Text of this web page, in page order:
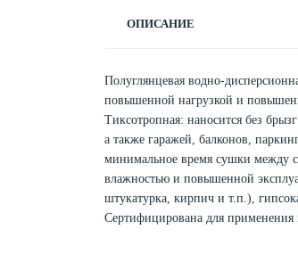
ОПИСАНИЕ
Полуглянцевая водно-
повышенной нагрузкой и
Тиксотропная: наносится без
а также гаражей, балконов,
минимальное время сушки между
влажностью и повышенной
штукатурка, кирпич и т.п.),
Сертифицирована для применения